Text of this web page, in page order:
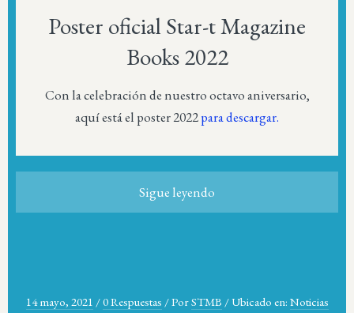
Poster oficial Star-t Magazine
Books 2022
Con la celebración de nuestro octavo aniversario,
aquí está el poster 2022para descargar.
Sigue leyendo
14 mayo, 2021 /0 Respuestas /PorSTMB / Ubicado en: Noticias